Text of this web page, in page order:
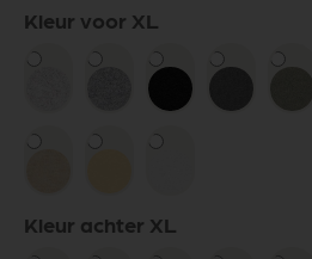
Kleur voor XL
Kleur achter XL